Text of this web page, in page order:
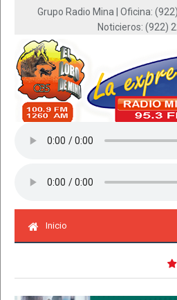
Grupo Radio Mina | Oficina:
Noticieros: (922)
Inicio